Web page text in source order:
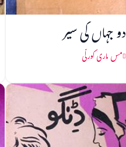
دو جہاں کی سیر
مس ماری کورلّی